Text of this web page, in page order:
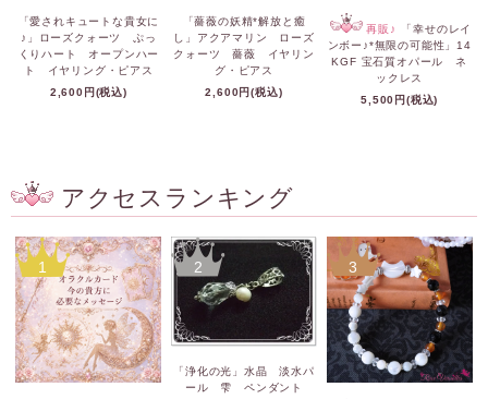
「愛されキュートな貴女に
♪」ローズクォーツ ぷっ
くりハート オープンハー
ト イヤリング・ピアス
2,600円(税込)
「薔薇の妖精*解放と癒
し」アクアマリン ローズ
クォーツ 薔薇 イヤリン
グ・ピアス
2,600円(税込)
再販♪
「幸せのレイ
ンボー♪*無限の可能性」14
KGF 宝石質オパール ネ
ックレス
5,500円(税込)
アクセスランキング
1 2
「浄化の光」水晶 淡水パ
ール 雫 ペンダント
3